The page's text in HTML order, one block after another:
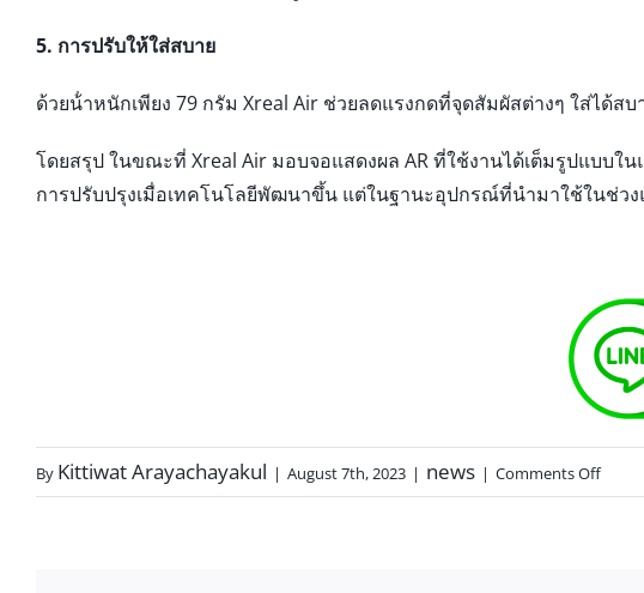
5. การปรับให้ใส่สบาย
ด้วยน้ําหนักเพียง 79 กรัม Xreal Air ช่วยลดแรงกดที่จุดสัมผัสต่างๆ ใส่ได้
โดยสรุป ในขณะที่ Xreal Air มอบจอแสดงผล AR ที่ใช้งานได้เต็มรูปแบบ
การปรับปรุงเมื่อเทคโนโลยีพัฒนาขึ้น แต่ในฐานะอุปกรณ์ที่นำมาใช้ในช่
By Kittiwat Arayachayakul | August 7th, 2023 | news | Comments Off